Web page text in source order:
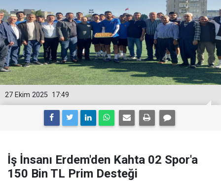
17:49
27 Ekim 2025
İş İnsanı Erdem'den Kahta 02 Spor'a
150 Bin TL Prim Desteği